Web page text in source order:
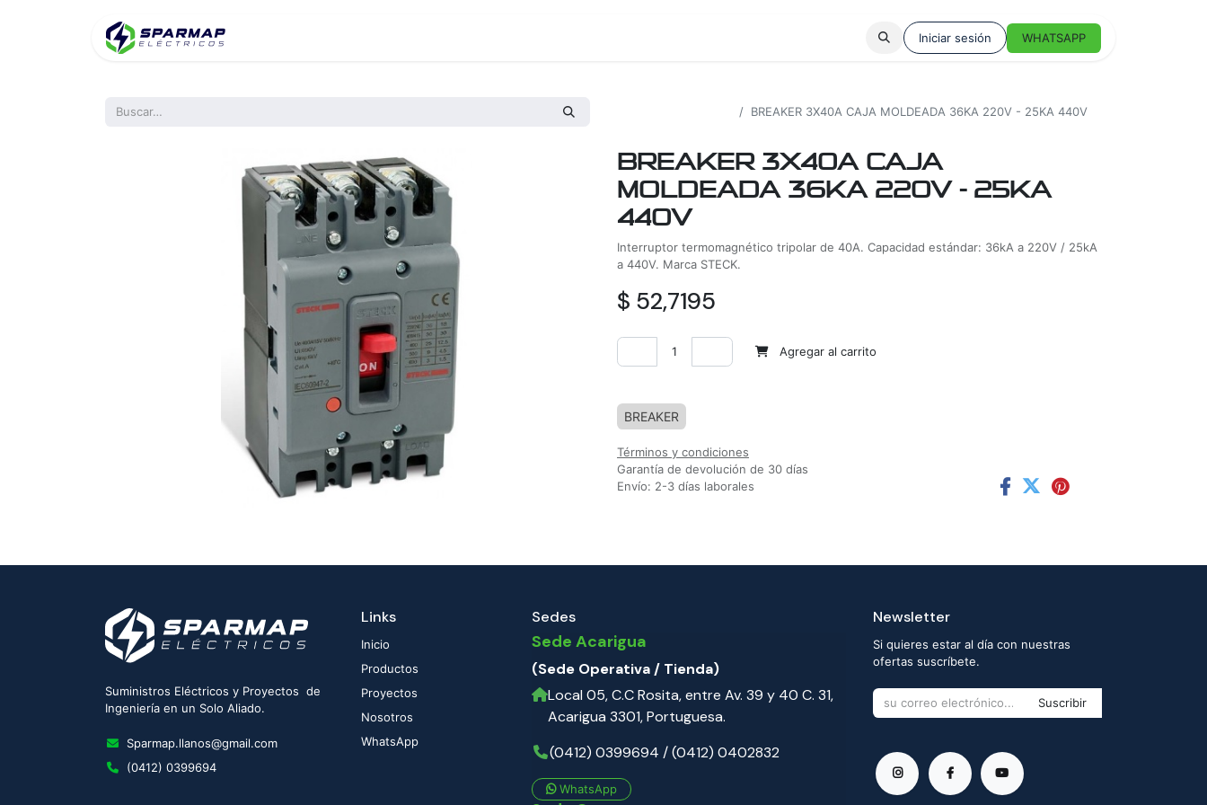
Iniciar sesión WHATSAPP
BREAKER 3X40A CAJA MOLDEADA 36KA 220V - 25KA 440V
BREAKER 3X40A CAJA
MOLDEADA 36KA 220V - 25KA
440V
Interruptor termomagnético tripolar de 40A. Capacidad estándar: 36kA a 220V / 25kA
a 440V. Marca STECK.
$ 52,7195
Agregar al carrito
BREAKER
Términos y condiciones
Garantía de devolución de 30 días
Envío: 2-3 días laborales
Suministros Eléctricos y Proyectos de
Ingeniería en un Solo Aliado.
Sparmap.llanos@gmail.com
(0412) 0399694
Links
Inicio
Productos
Proyectos
Nosotros
WhatsApp
Sedes
Sede Acarigua
(Sede Operativa / Tienda)
Local 05, C.C Rosita, entre Av. 39 y 40 C. 31,
Acarigua 3301, Portuguesa.
(0412) 0399694 / (0412) 0402832
WhatsApp
Newsletter
Si quieres estar al día con nuestras
ofertas suscríbete.
Suscribir